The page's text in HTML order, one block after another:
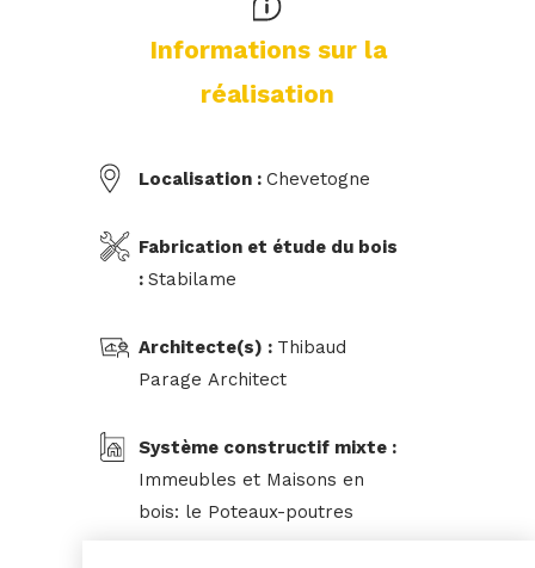
Informations sur la
réalisation
Localisation : Chevetogne
Fabrication et étude du bois
: Stabilame
Architecte(s) : Thibaud
Parage Architect
Système constructif mixte :
Immeubles et Maisons en
bois: le Poteaux-poutres